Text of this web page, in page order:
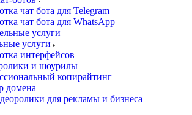
чат бота для Telegram
чат бота для WhatsApp
услуги
интерфейсов
и шоурилы
копирайтинг
домена
для рекламы и бизнеса